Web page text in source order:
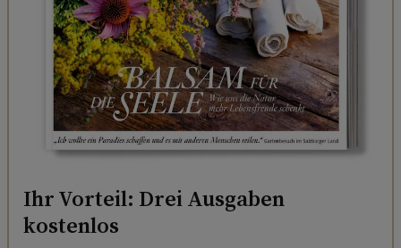
Ihr Vorteil: Drei Ausgaben
kostenlos